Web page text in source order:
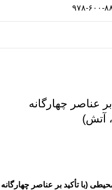
۸۸۱۳-۰۴-۰
عناصر چهارگانه
آتش)
(با تأکید بر عناصر